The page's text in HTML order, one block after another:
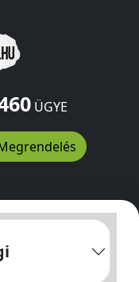
ÜGYE
Alkotmány ut 2